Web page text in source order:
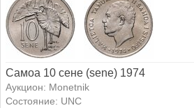
Самоа 10 сене (sene) 1974
Аукцион: Monetnik
Состояние: UNC